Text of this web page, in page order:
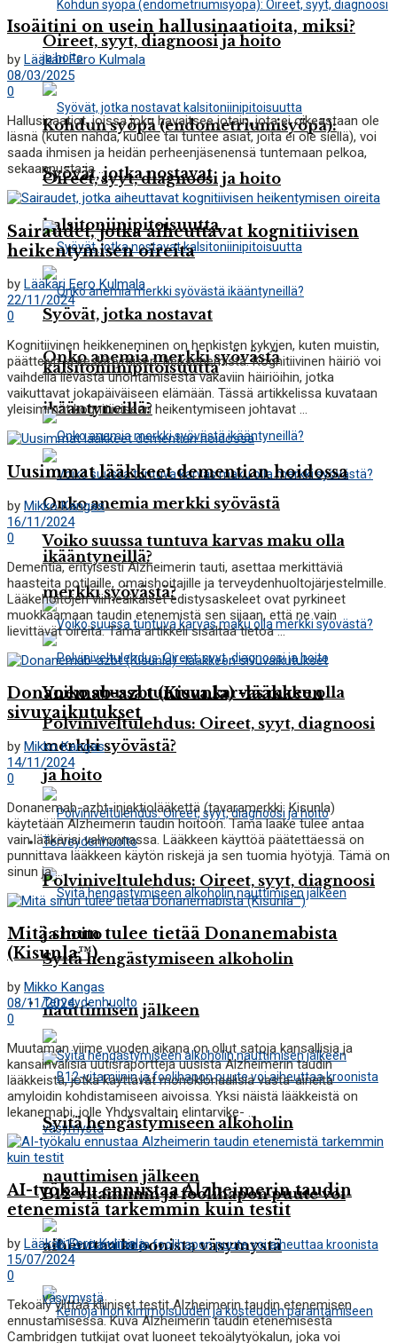
Oireet, syyt, diagnoosi ja hoito
Syövät, jotka nostavat
kalsitoniinipitoisuutta
Onko anemia merkki syövästä
ikääntyneillä?
Voiko suussa tuntuva karvas maku olla
merkki syövästä?
Polviniveltulehdus: Oireet, syyt, diagnoosi
ja hoito
Terveydenhuolto
Syitä hengästymiseen alkoholin
nauttimisen jälkeen
B12-vitamiinin ja foolihapon puute voi
aiheuttaa kroonista väsymystä
Kohdun syöpä (endometriumisyöpä):
Oireet, syyt, diagnoosi ja hoito
Syövät, jotka nostavat
kalsitoniinipitoisuutta
Onko anemia merkki syövästä
ikääntyneillä?
Voiko suussa tuntuva karvas maku olla
merkki syövästä?
Polviniveltulehdus: Oireet, syyt, diagnoosi
ja hoito
Terveydenhuolto
Syitä hengästymiseen alkoholin
nauttimisen jälkeen
Isoäitini on usein hallusinaatioita, miksi?
by Lääkäri Eero Kulmala
08/03/2025
0
Hallusinaatiot, joissa joku havaitsee jotain, jota ei oikeastaan ​​ole
läsnä (kuten nähdä, kuulee tai tuntee asiat, joita ei ole siellä), voi
saada ihmisen ja heidän perheenjäsenensä tuntemaan pelkoa,
sekaannusta ja ...
Sairaudet, jotka aiheuttavat kognitiivisen
heikentymisen oireita
by Lääkäri Eero Kulmala
22/11/2024
0
Kognitiivinen heikkeneminen on henkisten kykyjen, kuten muistin,
päättelyn ja keskittymisen, heikkenemistä. Kognitiivinen häiriö voi
vaihdella lievästä unohtamisesta vakaviin häiriöihin, jotka
vaikuttavat jokapäiväiseen elämään. Tässä artikkelissa kuvataan
yleisimmät kognitiiviseen heikentymiseen johtavat ...
Uusimmat lääkkeet dementian hoidossa
by Mikko Kangas
16/11/2024
0
Dementia, erityisesti Alzheimerin tauti, asettaa merkittäviä
haasteita potilaille, omaishoitajille ja terveydenhuoltojärjestelmille.
Lääkehoitojen viimeaikaiset edistysaskeleet ovat pyrkineet
muokkaamaan taudin etenemistä sen sijaan, että ne vain
lievittävät oireita. Tämä artikkeli sisältää tietoa ...
Donanemab-azbt (Kisunla) -lääkkeen
sivuvaikutukset
by Mikko Kangas
14/11/2024
0
Donanemab-azbt-injektiolääkettä (tavaramerkki: Kisunla)
käytetään Alzheimerin taudin hoitoon. Tämä lääke tulee antaa
vain lääkärisi valvonnassa. Lääkkeen käyttöä päätettäessä on
punnittava lääkkeen käytön riskejä ja sen tuomia hyötyjä. Tämä on
sinun ja ...
Mitä sinun tulee tietää Donanemabista
(Kisunla™)
by Mikko Kangas
08/11/2024
0
Muutaman viime vuoden aikana on ollut satoja kansallisia ja
kansainvälisiä uutisraportteja uusista Alzheimerin taudin
lääkkeistä, jotka käyttävät monoklonaalisia vasta-aineita
amyloidin kohdistamiseen aivoissa. Yksi näistä lääkkeistä on
lekanemabi, jolle Yhdysvaltain elintarvike- ...
AI-työkalu ennustaa Alzheimerin taudin
etenemistä tarkemmin kuin testit
by Lääkäri Eero Kulmala
15/07/2024
0
Tekoäly ylittää kliiniset testit Alzheimerin taudin etenemisen
ennustamisessa. Kuva Alzheimerin taudin etenemisestä
Cambridgen tutkijat ovat luoneet tekoälytyökalun, joka voi